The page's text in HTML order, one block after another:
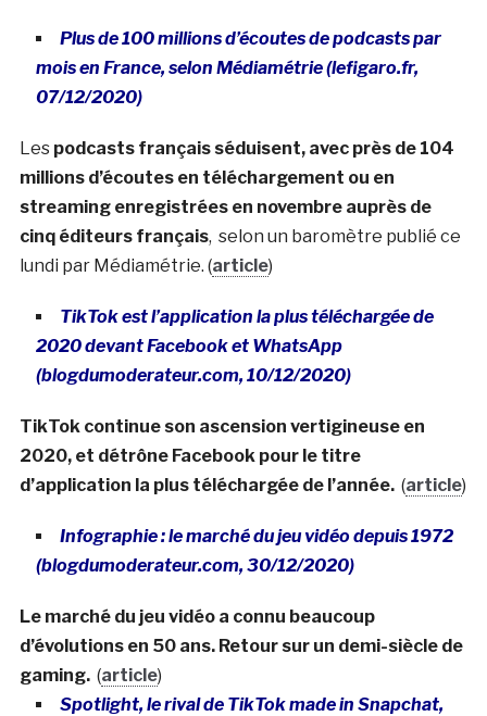
Plus de 100 millions d’écoutes de podcasts par
mois en France, selon Médiamétrie (lefigaro.fr,
07/12/2020)
Les podcasts français séduisent, avec près de 104
millions d’écoutes en téléchargement ou en
streaming enregistrées en novembre auprès de
cinq éditeurs français, selon un baromètre publié ce
lundi par Médiamétrie. (article)
TikTok est l’application la plus téléchargée de
2020 devant Facebook et WhatsApp
(blogdumoderateur.com, 10/12/2020)
TikTok continue son ascension vertigineuse en
2020, et détrône Facebook pour le titre
d’application la plus téléchargée de l’année. (article)
Infographie : le marché du jeu vidéo depuis 1972
(blogdumoderateur.com, 30/12/2020)
Le marché du jeu vidéo a connu beaucoup
d’évolutions en 50 ans. Retour sur un demi-siècle de
gaming. (article)
Spotlight, le rival de TikTok made in Snapchat,